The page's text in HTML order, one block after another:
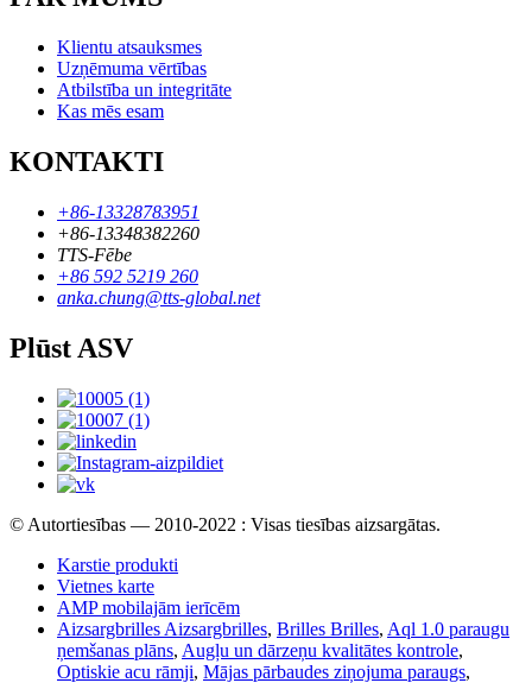
Klientu atsauksmes
Uzņēmuma vērtības
Atbilstība un integritāte
Kas mēs esam
KONTAKTI
+86-13328783951
+86-13348382260
TTS-Fēbe
+86 592 5219 260
anka.chung@tts-global.net
Plūst ASV
© Autortiesības — 2010-2022 : Visas tiesības aizsargātas.
Karstie produkti
Vietnes karte
AMP mobilajām ierīcēm
Aizsargbrilles Aizsargbrilles, Brilles Brilles, Aql 1.0 paraugu
ņemšanas plāns, Augļu un dārzeņu kvalitātes kontrole,
Optiskie acu rāmji, Mājas pārbaudes ziņojuma paraugs,